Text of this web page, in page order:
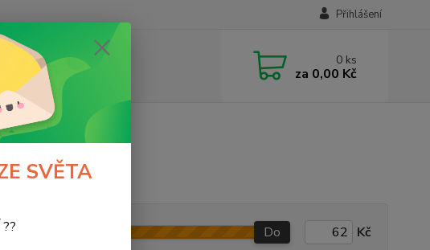
Přihlášení
0 ks
za 0,00 Kč
Háčky
Do Kč
SVĚTA